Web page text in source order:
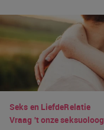
Seks en LiefdeRelatie
Vraag 't onze seksuoloog